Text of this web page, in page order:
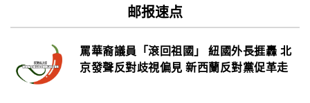
邮报速点
罵華裔議員「滾回祖國」 紐國外長捱轟 北
京發聲反對歧視偏見 新西蘭反對黨促革走